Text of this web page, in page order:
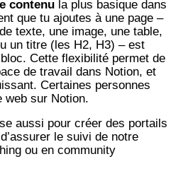
contenu la plus basique dans
que tu ajoutes à une page –
texte, une image, une table,
un titre (les H2, H3) – est
Cette flexibilité permet de
de travail dans Notion, et
Certaines personnes
web sur Notion.
aussi pour créer des portails
le suivi de notre
ou encommunity